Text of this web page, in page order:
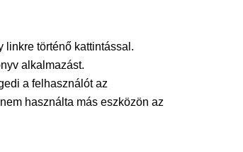
linkre történő kattintással.
alkalmazást.
a felhasználót az
használta más eszközön az